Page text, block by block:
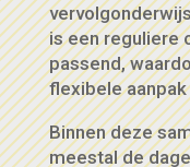
is een reguliere
passend,
flexibele
Binnen deze
meestal de